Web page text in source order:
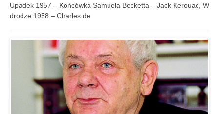
Upadek 1957 – Końcówka Samuela Becketta – Jack Kerouac, W
drodze 1958 – Charles de